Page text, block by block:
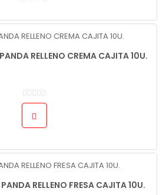
RELLENO CREMA CAJITA 10U.
RELLENO FRESA CAJITA 10U.